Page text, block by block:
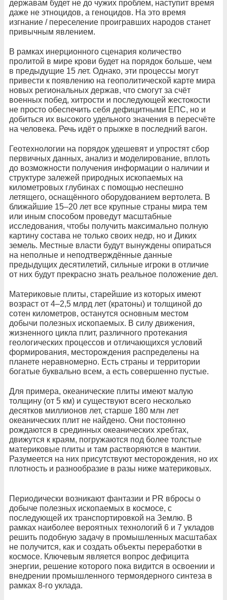
державам будет не до чужих проблем, наступит время
даже не этноцидов, а геноцидов. На это время
изгнание / переселение проигравших народов станет
привычным явлением.
В рамках инерционного сценария количество
пролитой в мире крови будет на порядок больше, чем
в предыдущие 15 лет. Однако, эти процессы могут
привести к появлению на геополитической карте мира
новых региональных держав, что смогут за счёт
военных побед, хитрости и последующей жестокости
не просто обеспечить себя дефицитными ЕПС, но и
добиться их высокого удельного значения в пересчёте
на человека. Речь идёт о прыжке в последний вагон.
Геотехнологии на порядок удешевят и упростят сбор
первичных данных, анализ и моделирование, вплоть
до возможности получения информации о наличии и
структуре залежей природных ископаемых на
километровых глубинах с помощью неспешно
летящего, оснащённого оборудованием вертолета. В
ближайшие 15–20 лет все крупные страны мира тем
или иным способом проведут масштабные
исследования, чтобы получить максимально полную
картину состава не только своих недр, но и Диких
земель. Местные власти будут вынуждены опираться
на неполные и неподтверждённые данные
предыдущих десятилетий, сильные игроки в отличие
от них будут прекрасно знать реальное положение дел.
Материковые плиты, старейшие из которых имеют
возраст от 4–2,5 млрд лет (кратоны) и толщиной до
сотен километров, останутся основным местом
добычи полезных ископаемых. В силу движения,
жизненного цикла плит, различного протекания
геологических процессов и отличающихся условий
формирования, месторождения распределены на
планете неравномерно. Есть страны и территории
богатые буквально всем, а есть совершенно пустые.
Для примера, океанические плиты имеют малую
толщину (от 5 км) и существуют всего несколько
десятков миллионов лет, старше 180 млн лет
океанических плит не найдено. Они постоянно
рождаются в срединных океанических хребтах,
движутся к краям, погружаются под более толстые
материковые плиты и там растворяются в мантии.
Разумеется на них присутствуют месторождения, но их
плотность и разнообразие в разы ниже материковых.
Периодически возникают фантазии и PR вбросы о
добыче полезных ископаемых в космосе, с
последующей их транспортировкой на Землю. В
рамках наиболее вероятных технологий 6 и 7 укладов
решить подобную задачу в промышленных масштабах
не получится, как и создать объекты переработки в
космосе. Ключевым является вопрос дефицита
энергии, решение которого пока видится в освоении и
внедрении промышленного термоядерного синтеза в
рамках 8-го уклада.